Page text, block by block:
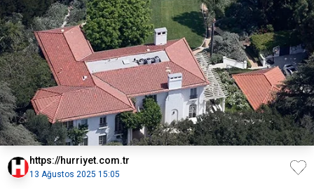
https://hurriyet.com.tr
13 Ağustos 2025 15:05